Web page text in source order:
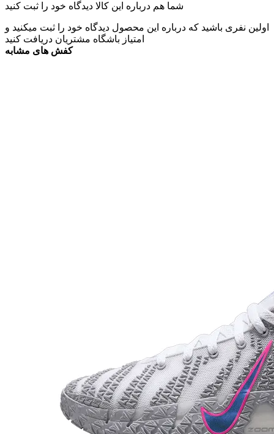
شما هم درباره این کالا دیدگاه خود را ثبت کنید
اولین نفری باشید که درباره این محصول دیدگاه خود را ثبت میکنید و
امتیاز باشگاه مشتریان دریافت کنید
کفش های مشابه